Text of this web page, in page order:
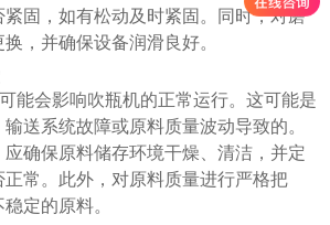
固，如有松动及时紧固。同时，对磨
，并确保设备润滑良好。
能会影响吹瓶机的正常运行。这可能是
送系统故障或原料质量波动导致的。
确保原料储存环境干燥、清洁，并定
常。此外，对原料质量进行严格把
定的原料。